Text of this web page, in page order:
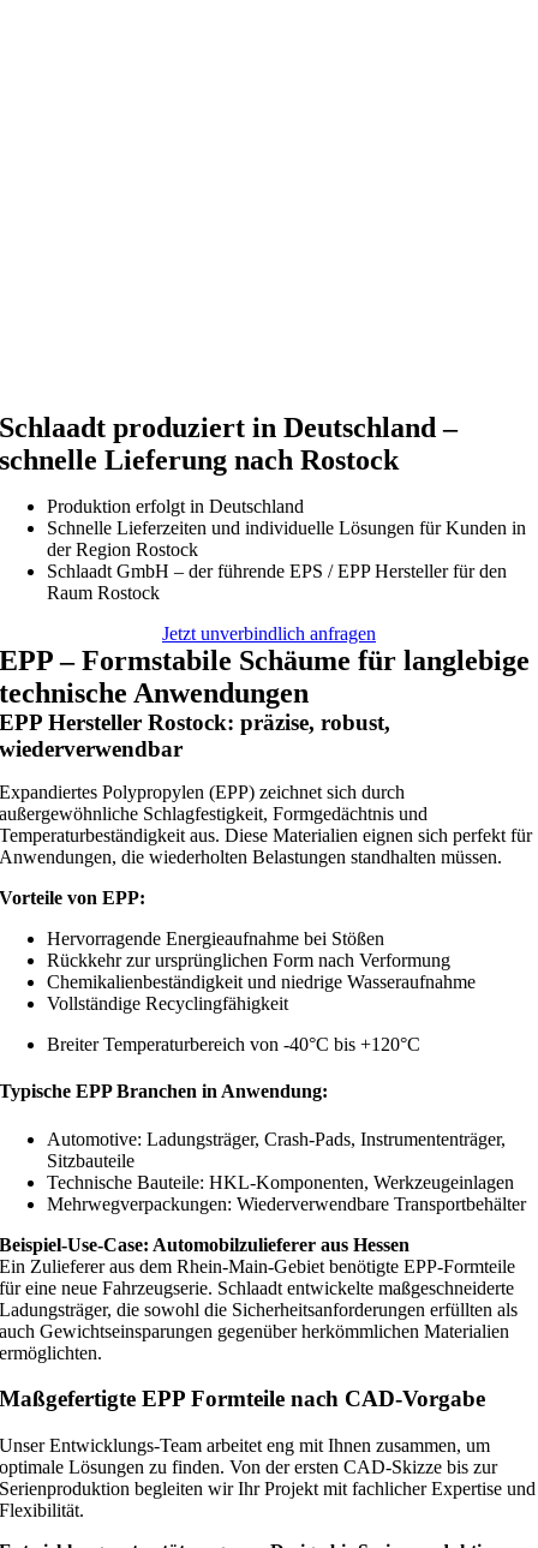
Schlaadt produziert in Deutschland –
schnelle Lieferung nach Rostock
Produktion erfolgt in Deutschland
Schnelle Lieferzeiten und individuelle Lösungen für Kunden in
der Region Rostock
Schlaadt GmbH – der führende EPS / EPP Hersteller für den
Raum Rostock
Jetzt unverbindlich anfragen
EPP – Formstabile Schäume für langlebige
technische Anwendungen
EPP Hersteller Rostock: präzise, robust,
wiederverwendbar
Expandiertes Polypropylen (EPP) zeichnet sich durch
außergewöhnliche Schlagfestigkeit, Formgedächtnis und
Temperaturbeständigkeit aus. Diese Materialien eignen sich perfekt für
Anwendungen, die wiederholten Belastungen standhalten müssen.
Vorteile von EPP:
Hervorragende Energieaufnahme bei Stößen
Rückkehr zur ursprünglichen Form nach Verformung
Chemikalienbeständigkeit und niedrige Wasseraufnahme
Vollständige Recyclingfähigkeit
Breiter Temperaturbereich von -40°C bis +120°C
Typische EPP Branchen in Anwendung:
Automotive: Ladungsträger, Crash-Pads, Instrumententräger,
Sitzbauteile
Technische Bauteile: HKL-Komponenten, Werkzeugeinlagen
Mehrwegverpackungen: Wiederverwendbare Transportbehälter
Beispiel-Use-Case: Automobilzulieferer aus Hessen
Ein Zulieferer aus dem Rhein-Main-Gebiet benötigte EPP-Formteile
für eine neue Fahrzeugserie. Schlaadt entwickelte maßgeschneiderte
Ladungsträger, die sowohl die Sicherheitsanforderungen erfüllten als
auch Gewichtseinsparungen gegenüber herkömmlichen Materialien
ermöglichten.
Maßgefertigte EPP Formteile nach CAD-Vorgabe
Unser Entwicklungs-Team arbeitet eng mit Ihnen zusammen, um
optimale Lösungen zu finden. Von der ersten CAD-Skizze bis zur
Serienproduktion begleiten wir Ihr Projekt mit fachlicher Expertise und
Flexibilität.